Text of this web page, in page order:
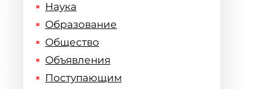
Наука
Образование
Общество
Объявления
Поступающим